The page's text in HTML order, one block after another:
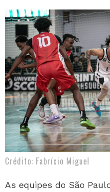
Crédito: Fabrício Miguel
As equipes do São